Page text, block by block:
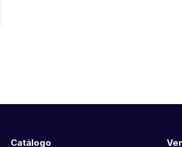
Catálogo